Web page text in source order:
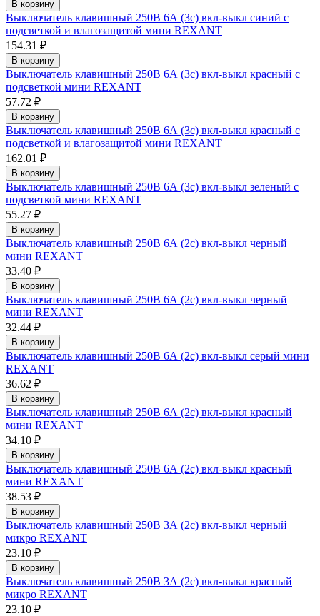
В корзину
Выключатель клавишный 250В 6А (3с) вкл-выкл синий с
подсветкой и влагозащитой мини REXANT
154.31 ₽
В корзину
Выключатель клавишный 250В 6А (3с) вкл-выкл красный с
подсветкой мини REXANT
57.72 ₽
В корзину
Выключатель клавишный 250В 6А (3с) вкл-выкл красный с
подсветкой и влагозащитой мини REXANT
162.01 ₽
В корзину
Выключатель клавишный 250В 6А (3с) вкл-выкл зеленый с
подсветкой мини REXANT
55.27 ₽
В корзину
Выключатель клавишный 250В 6А (2с) вкл-выкл черный
мини REXANT
33.40 ₽
В корзину
Выключатель клавишный 250В 6А (2с) вкл-выкл черный
мини REXANT
32.44 ₽
В корзину
Выключатель клавишный 250В 6А (2с) вкл-выкл серый мини
REXANT
36.62 ₽
В корзину
Выключатель клавишный 250В 6А (2с) вкл-выкл красный
мини REXANT
34.10 ₽
В корзину
Выключатель клавишный 250В 6А (2с) вкл-выкл красный
мини REXANT
38.53 ₽
В корзину
Выключатель клавишный 250В 3А (2с) вкл-выкл черный
микро REXANT
23.10 ₽
В корзину
Выключатель клавишный 250В 3А (2с) вкл-выкл красный
микро REXANT
23.10 ₽